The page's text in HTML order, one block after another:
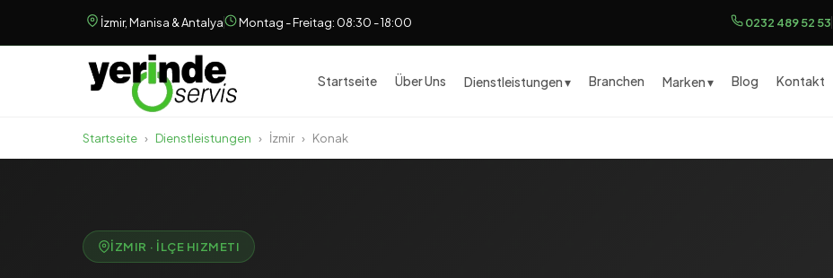
İzmir, Manisa & Antalya Montag - Freitag: 08:30 - 18:00 0232 489 52 53
Startseite Über Uns Dienstleistungen ▾ Branchen Marken ▾ Blog Kontakt
Startseite › Dienstleistungen › İzmir › Konak
İZMIR · İLÇE HIZMETI